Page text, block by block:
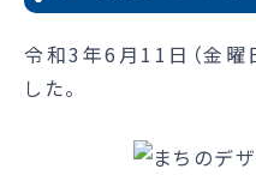
令和3年6月11日（金曜
した。